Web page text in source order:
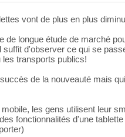
vont de plus en plus
de longue étude de marché
suffit d'observer ce qui se
les transports publics!
de la nouveauté mais
les gens utilisent leur
fonctionnalités d'une